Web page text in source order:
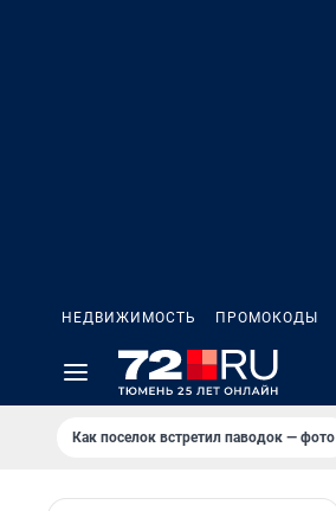
НЕДВИЖИМОСТЬ ПРОМОКОДЫ
Как поселок встретил паводок — фото